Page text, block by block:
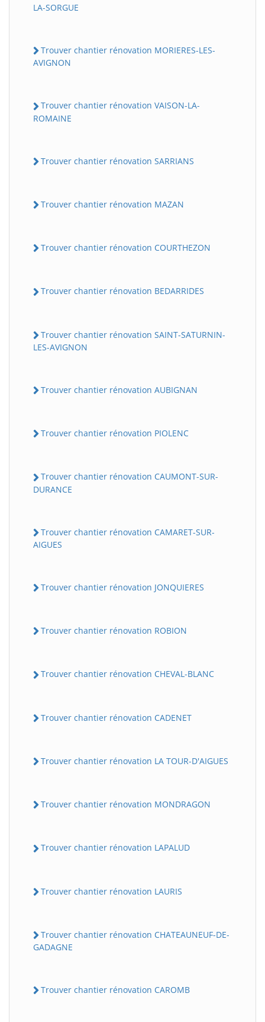
LA-SORGUE
Trouver chantier rénovation MORIERES-LES-
AVIGNON
Trouver chantier rénovation VAISON-LA-
ROMAINE
Trouver chantier rénovation SARRIANS
Trouver chantier rénovation MAZAN
Trouver chantier rénovation COURTHEZON
Trouver chantier rénovation BEDARRIDES
Trouver chantier rénovation SAINT-SATURNIN-
LES-AVIGNON
Trouver chantier rénovation AUBIGNAN
Trouver chantier rénovation PIOLENC
Trouver chantier rénovation CAUMONT-SUR-
DURANCE
Trouver chantier rénovation CAMARET-SUR-
AIGUES
Trouver chantier rénovation JONQUIERES
Trouver chantier rénovation ROBION
Trouver chantier rénovation CHEVAL-BLANC
Trouver chantier rénovation CADENET
Trouver chantier rénovation LA TOUR-D'AIGUES
Trouver chantier rénovation MONDRAGON
Trouver chantier rénovation LAPALUD
Trouver chantier rénovation LAURIS
Trouver chantier rénovation CHATEAUNEUF-DE-
GADAGNE
Trouver chantier rénovation CAROMB